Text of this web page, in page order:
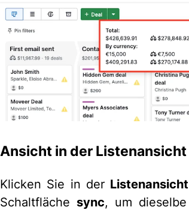
Ansicht in der Listenansicht
Klicken Sie in der Listenansicht
Schaltflächesync, um